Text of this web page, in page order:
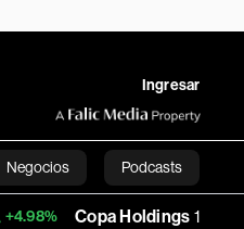
Ingresar
Negocios Podcasts
Copa Holdings 146.65